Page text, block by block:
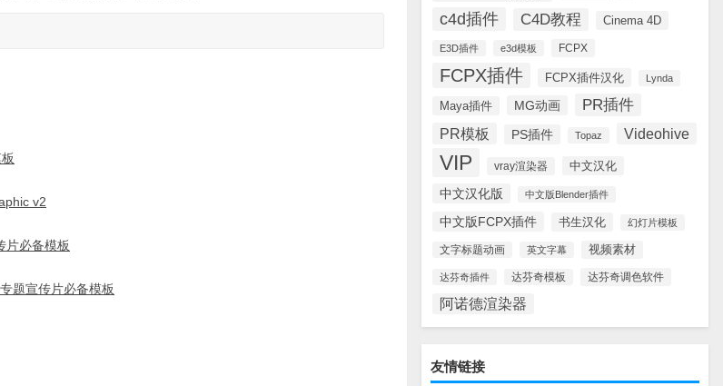
c4d插件 C4D教程 Cinema 4D
E3D插件 e3d模板 FCPX
FCPX插件 FCPX插件汉化 Lynda
Maya插件 MG动画 PR插件
PR模板 PS插件 Topaz Videohive
VIP vray渲染器 中文汉化
中文汉化版 中文版Blender插件
中文版FCPX插件 书生汉化 幻灯片模板
文字标题动画 英文字幕 视频素材
达芬奇插件 达芬奇模板 达芬奇调色软件
阿诺德渲染器
友情链接
v2
片必备模板
题宣传片必备模板